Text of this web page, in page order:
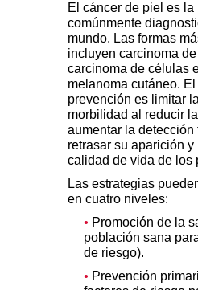
El cáncer de piel es
comúnmente
mundo. Las formas
incluyen carcinoma
carcinoma de células
melanoma cutáneo.
prevención es limitar
morbilidad al reducir
aumentar la detección
retrasar su aparición y
calidad de vida de los
Las estrategias
en cuatro niveles:
• Promoción de la
población sana
de riesgo).
• Prevención